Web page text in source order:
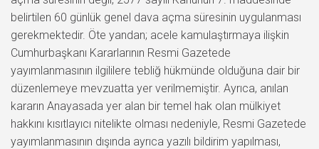
belirtilen 60 günlük genel dava açma süresinin uygulanması
gerekmektedir. Öte yandan; acele kamulaştırmaya ilişkin
Cumhurbaşkanı Kararlarının Resmi Gazetede
yayımlanmasının ilgililere tebliğ hükmünde olduğuna dair bir
düzenlemeye mevzuatta yer verilmemiştir. Ayrıca, anılan
kararın Anayasada yer alan bir temel hak olan mülkiyet
hakkını kısıtlayıcı nitelikte olması nedeniyle, Resmi Gazetede
yayımlanmasının dışında ayrıca yazılı bildirim yapılması,